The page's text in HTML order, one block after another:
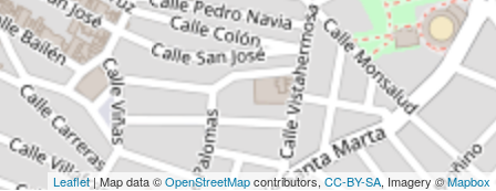
Leaflet| Map data ©OpenStreetMapcontributors, CC-BY-SA, Imagery ©Mapbox